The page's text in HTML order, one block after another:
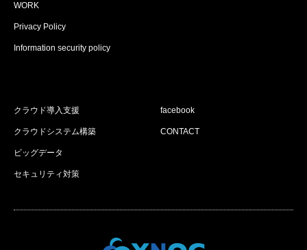
WORK
Privacy Policy
Information security policy
クラウド導入支援
クラウドシステム構築
ビッグデータ
セキュリティ対策
facebook
CONTACT